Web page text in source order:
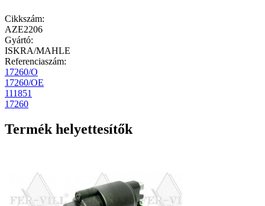
Cikkszám:
AZE2206
Gyártó:
ISKRA/MAHLE
Referenciaszám:
17260/O
17260/OE
111851
17260
Termék helyettesítők